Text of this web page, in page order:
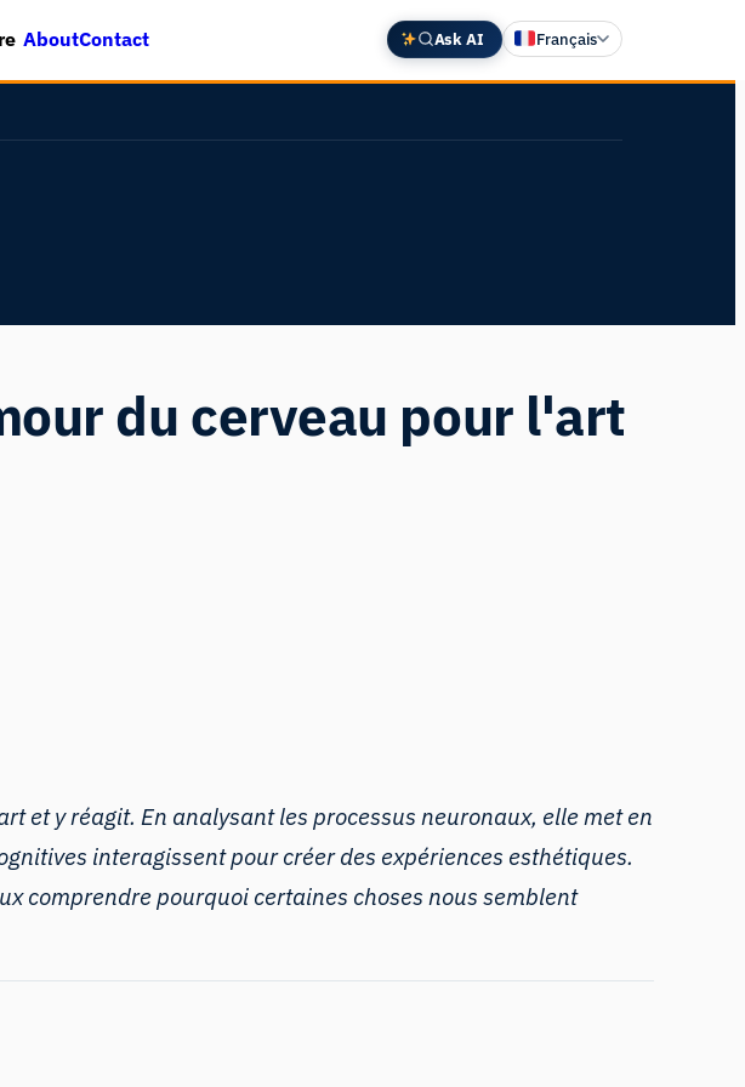
AboutContact Ask AI Français
English
du cerveau pour l'art
et y réagit. En analysant les processus neuronaux, elle met en
interagissent pour créer des expériences esthétiques.
comprendre pourquoi certaines choses nous semblent